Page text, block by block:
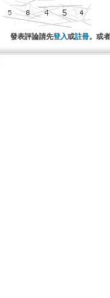
發表評論請先登入或註冊。或